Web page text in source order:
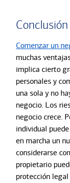
Conclusión
Comenzar un
muchas
implica cierto
personales y
una sola y no
negocio. Los
negocio crece.
individual
en marcha un
considerarse
propietario
protección